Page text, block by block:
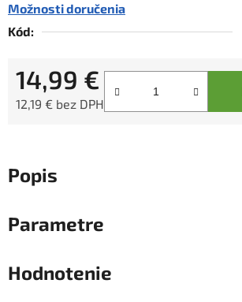
Možnosti doručenia
Kód:
14,99 €
12,19 € bez DPH
Popis
Parametre
Hodnotenie